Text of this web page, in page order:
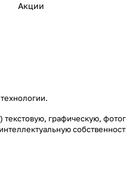
Акции
.
текстовую, графическую,